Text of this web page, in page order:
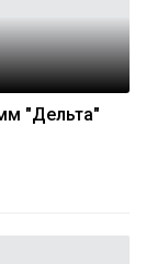
"Дельта"